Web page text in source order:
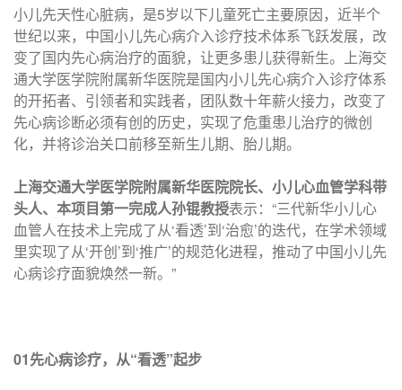
小儿先天性心脏病，是5岁以下儿童死亡主要原因，近半个
世纪以来，中国小儿先心病介入诊疗技术体系飞跃发展，改
变了国内先心病治疗的面貌，让更多患儿获得新生。上海交
通大学医学院附属新华医院是国内小儿先心病介入诊疗体系
的开拓者、引领者和实践者，团队数十年薪火接力，改变了
先心病诊断必须有创的历史，实现了危重患儿治疗的微创
化，并将诊治关口前移至新生儿期、胎儿期。
上海交通大学医学院附属新华医院院长、小儿心血管学科带
头人、本项目第一完成人孙锟教授表示：“三代新华小儿心
血管人在技术上完成了从‘看透’到‘治愈’的迭代，在学术领域
里实现了从‘开创’到‘推广’的规范化进程，推动了中国小儿先
心病诊疗面貌焕然一新。”
01先心病诊疗，从“看透”起步